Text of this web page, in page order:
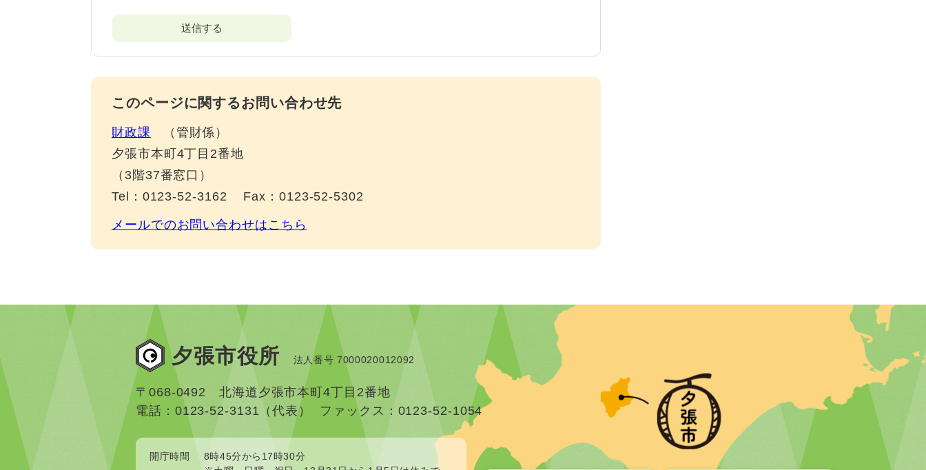
このページに関するお問い合わせ先
財政課
管財係
夕張市本町4丁目2番地
（3階37番窓口）
Tel：0123-52-3162
Fax：0123-52-5302
メールでのお問い合わせはこちら
夕張市役所 法人番号 7000020012092
〒068-0492 北海道夕張市本町4丁目2番地
電話：0123-52-3131（代表）
ファックス：0123-52-1054
開庁時間
8時45分から17時30分